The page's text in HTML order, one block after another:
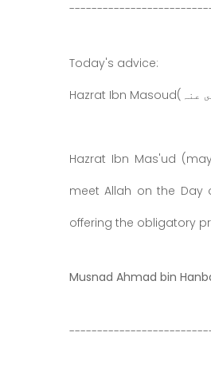
Today's advice:
Hazrat Ibn Mas'ud
meet Allah on the
offering the obligatory
Musnad Ahmad bin